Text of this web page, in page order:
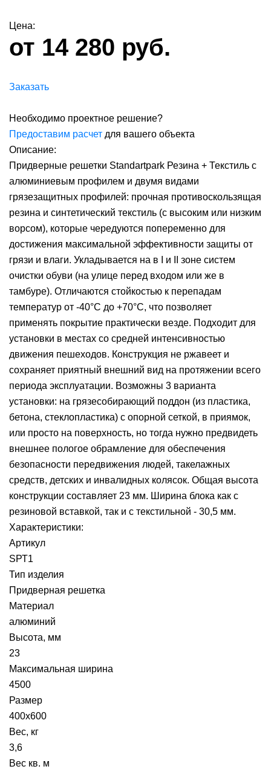
Цена:
от 14 280 руб.
Заказать
Необходимо проектное решение?
Предоставим расчет для вашего объекта
Описание:
Придверные решетки Standartpark Резина + Текстиль с
алюминиевым профилем и двумя видами
грязезащитных профилей: прочная противоскользящая
резина и синтетический текстиль (с высоким или низким
ворсом), которые чередуются попеременно для
достижения максимальной эффективности защиты от
грязи и влаги. Укладывается на в I и II зоне систем
очистки обуви (на улице перед входом или же в
тамбуре). Отличаются стойкостью к перепадам
температур от -40°С до +70°С, что позволяет
применять покрытие практически везде. Подходит для
установки в местах со средней интенсивностью
движения пешеходов. Конструкция не ржавеет и
сохраняет приятный внешний вид на протяжении всего
периода эксплуатации. Возможны 3 варианта
установки: на грязесобирающий поддон (из пластика,
бетона, стеклопластика) с опорной сеткой, в приямок,
или просто на поверхность, но тогда нужно предвидеть
внешнее пологое обрамление для обеспечения
безопасности передвижения людей, такелажных
средств, детских и инвалидных колясок. Общая высота
конструкции составляет 23 мм. Ширина блока как с
резиновой вставкой, так и с текстильной - 30,5 мм.
Характеристики:
Артикул
SРТ1
Тип изделия
Придверная решетка
Материал
алюминий
Высота, мм
23
Максимальная ширина
4500
Размер
400х600
Вес, кг
3,6
Вес кв. м